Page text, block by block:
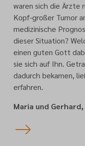
waren sich die Ärzte
Kopf-großer Tumor
medizinische
dieser Situation?
einen guten Gott
sie sich auf Ihn.
dadurch bekamen,
erfahren.
Maria und